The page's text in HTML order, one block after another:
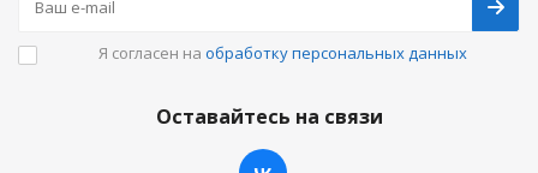
Я согласен на обработку персональных данных
Оставайтесь на связи